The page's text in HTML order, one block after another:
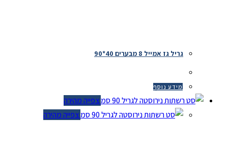
גריל גז אמייל 8 מבערים 40*90
מידע נוסף
צפייה מהירה
צפייה מהירה